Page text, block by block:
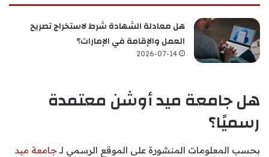
هل معادلة الشهادة شرط لاستخراج تصريح
العمل والإقامة في الإمارات؟
2026-07-14
هل جامعة ميد أوشن معتمدة
رسميًا؟
بحسب المعلومات المنشورة على الموقع الرسمي لـ جامعة ميد